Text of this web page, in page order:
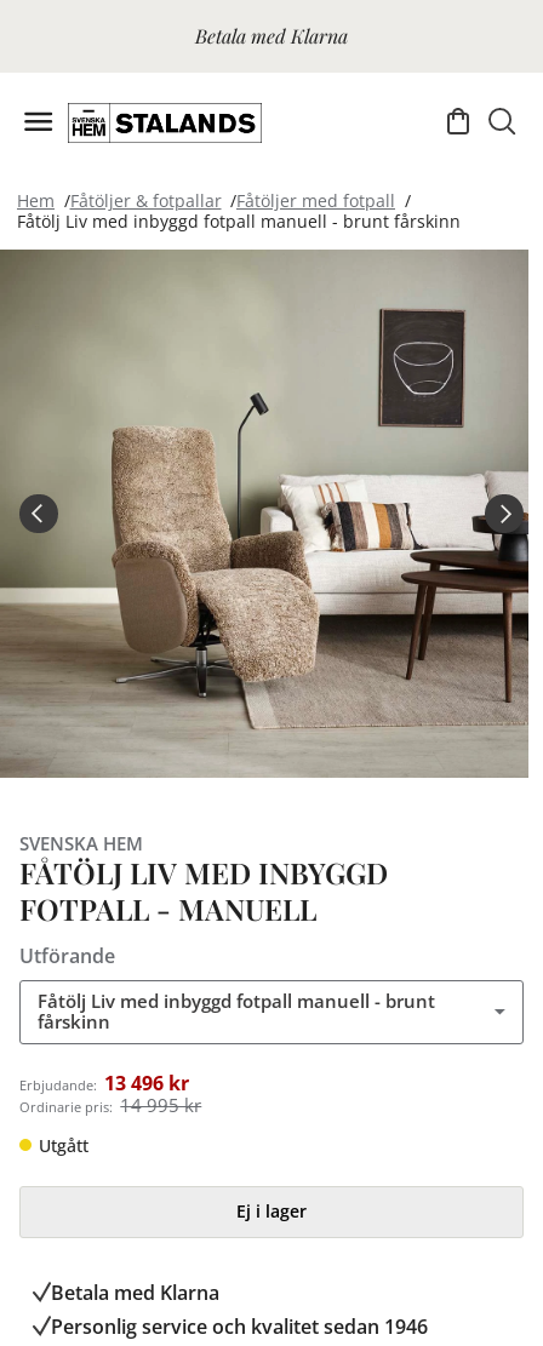
Betala med Klarna
Hem Fåtöljer & fotpallar
Fåtöljer med fotpall
Fåtölj Liv med inbyggd fotpall manuell - brunt fårskinn
SVENSKA HEM
FÅTÖLJ LIV MED INBYGGD
FOTPALL - MANUELL
Utförande
Fåtölj Liv med inbyggd fotpall manuell - brunt
fårskinn
Erbjudande: 13 496 kr
Ordinarie pris: 14 995 kr
Utgått
Ej i lager
Betala med Klarna
Personlig service och kvalitet sedan 1946